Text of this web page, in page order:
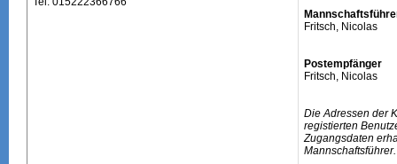
Fritsch, Nicolas
Postempfänger
Fritsch, Nicolas
Die Adressen der
registierten
Zugangsdaten
Mannschaftsführer.